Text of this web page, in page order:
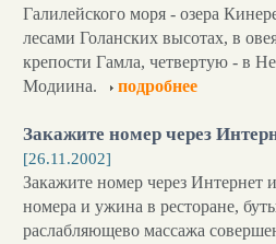
Галилейского моря - озера
лесами Голанских высотах, в
крепости Гамла, четвертую - в
Модиина.
подробнее
Закажите номер через
[26.11.2002]
Закажите номер через Интернет
номера и ужина в ресторане,
раслабляющево массажа